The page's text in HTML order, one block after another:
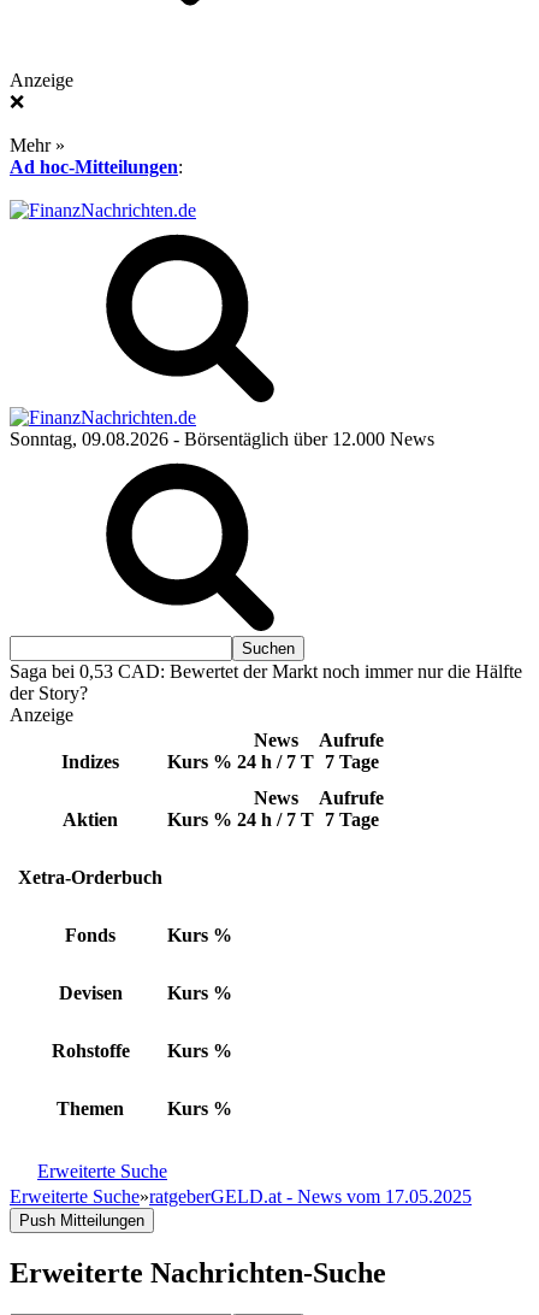
Anzeige
❌
Mehr »
Ad hoc-Mitteilungen:
Sonntag, 09.08.2026 - Börsentäglich über 12.000 News
Saga bei 0,53 CAD: Bewertet der Markt noch immer nur die Hälfte
der Story?
Anzeige
Indizes Kurs %
News
24 h / 7 T
Aufrufe
7 Tage
Aktien Kurs %
News
24 h / 7 T
Aufrufe
7 Tage
Xetra-Orderbuch
Fonds Kurs %
Devisen Kurs %
Rohstoffe Kurs %
Themen Kurs %
Erweiterte Suche
Erweiterte Suche»ratgeberGELD.at - News vom 17.05.2025
Push Mitteilungen
Erweiterte Nachrichten-Suche